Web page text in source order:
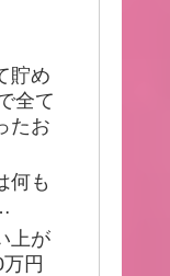
貯め
全て
たお
何も
上が
円